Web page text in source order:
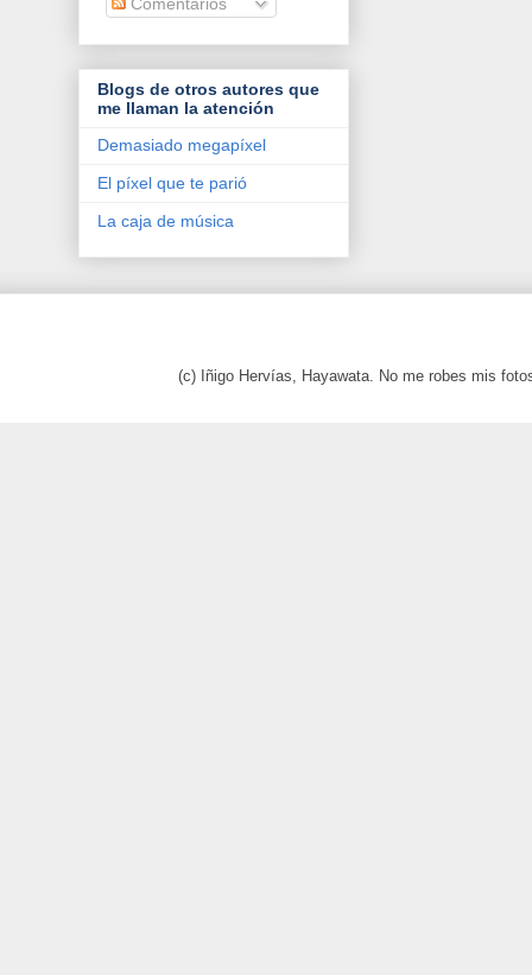
Blogs de otros autores que
me llaman la atención
Demasiado megapíxel
El píxel que te parió
La caja de música
(c) Iñigo Hervías, Hayawata. No me robes mis